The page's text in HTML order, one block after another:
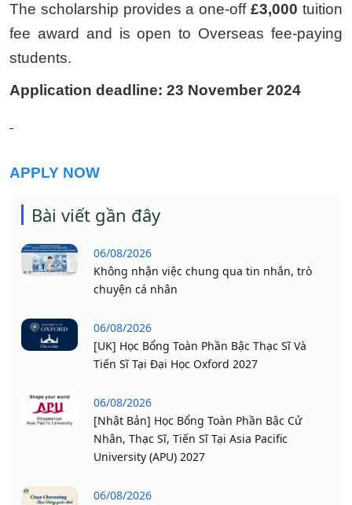
The scholarship provides a one-off£3,000 tuition
fee award and is open to Overseas fee-paying
students.
Application deadline: 23 November 2024
APPLY NOW
Bài viết gần đây
06/08/2026
Không nhận việc chung qua tin nhắn, trò
chuyện cá nhân
06/08/2026
[UK] Học Bổng Toàn Phần Bậc Thạc Sĩ Và
Tiến Sĩ Tại Đại Học Oxford 2027
06/08/2026
[Nhật Bản] Học Bổng Toàn Phần Bậc Cử
Nhân, Thạc Sĩ, Tiến Sĩ Tại Asia Pacific
University (APU) 2027
06/08/2026